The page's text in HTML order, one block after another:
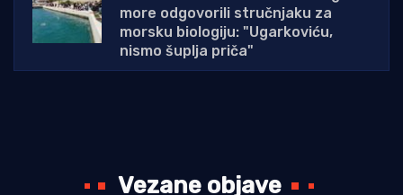
more odgovorili stručnjaku za
morsku biologiju: "Ugarkoviću,
nismo šuplja priča"
Vezane objave